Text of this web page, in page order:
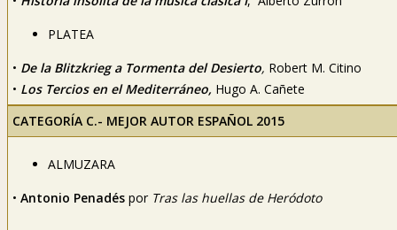
PLATEA
• De la Blitzkrieg a Tormenta del Desierto, Robert M. Citino
• Los Tercios en el Mediterráneo, Hugo A. Cañete
CATEGORÍA C.- MEJOR AUTOR ESPAÑOL 2015
ALMUZARA
• Antonio Penadés por Tras las huellas de Heródoto